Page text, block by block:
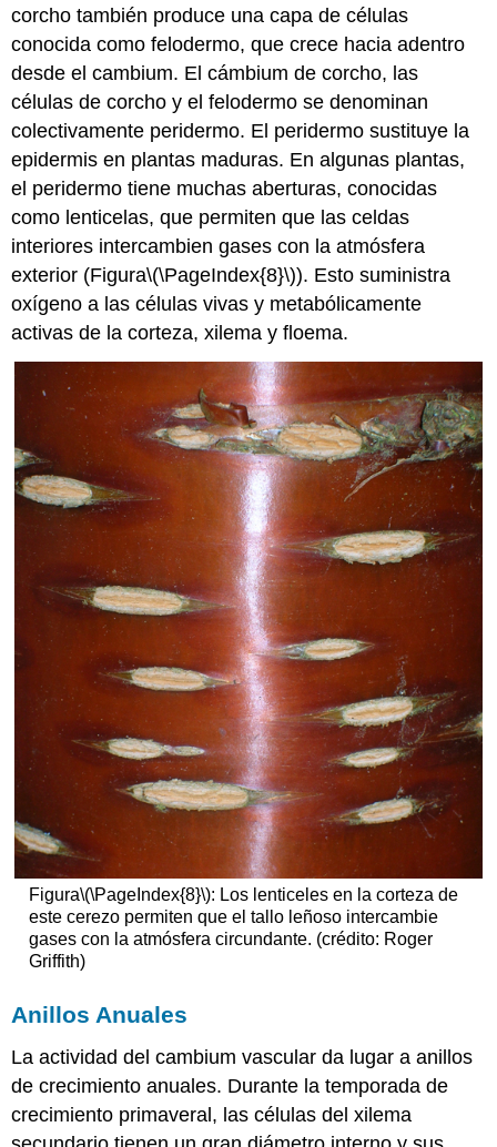
corcho también produce una capa de células
conocida como felodermo, que crece hacia adentro
desde el cambium. El cámbium de corcho, las
células de corcho y el felodermo se denominan
colectivamente peridermo. El peridermo sustituye la
epidermis en plantas maduras. En algunas plantas,
el peridermo tiene muchas aberturas, conocidas
como lenticelas, que permiten que las celdas
interiores intercambien gases con la atmósfera
exterior (Figura\(\PageIndex{8}\)). Esto suministra
oxígeno a las células vivas y metabólicamente
activas de la corteza, xilema y floema.
Figura\(\PageIndex{8}\): Los lenticeles en la corteza de
este cerezo permiten que el tallo leñoso intercambie
gases con la atmósfera circundante. (crédito: Roger
Griffith)
Anillos Anuales
La actividad del cambium vascular da lugar a anillos
de crecimiento anuales. Durante la temporada de
crecimiento primaveral, las células del xilema